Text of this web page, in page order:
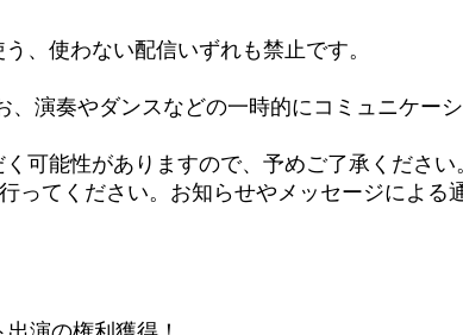
、使わない配信いずれも禁止です。
演奏やダンスなどの一時的にコミュニケー
可能性がありますので、予めご了承ください
ってください。お知らせやメッセージによる